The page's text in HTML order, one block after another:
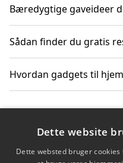
Bæredygtige gaveideer
Sådan finder du gratis
Hvordan gadgets til
Copyright
Om / kontakt
Dette website
Dette websted bruger